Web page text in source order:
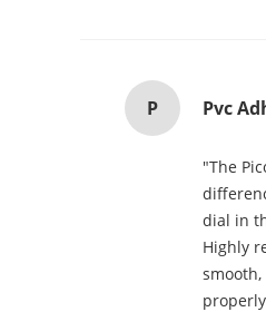
P
"The
dial in
Highly